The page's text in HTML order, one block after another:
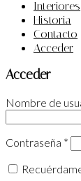
Interiores
Historia
Contacto
Acceder
Acceder
Nombre de
Contraseña *